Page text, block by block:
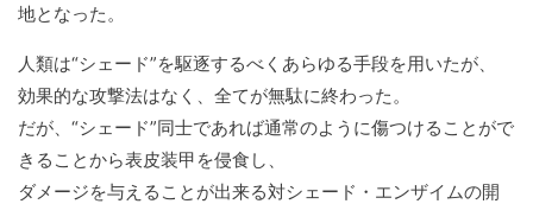
地となった。
人類は“シェード”を駆逐するべくあらゆる手段を用いたが、
効果的な攻撃法はなく、全てが無駄に終わった。
だが、“シェード”同士であれば通常のように傷つけることがで
きることから表皮装甲を侵食し、
ダメージを与えることが出来る対シェード・エンザイムの開